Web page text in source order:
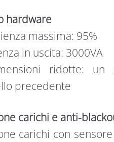
hardware
massima: 95%
in uscita: 3000VA
ridotte: un
precedente
carichi e anti-
carichi con